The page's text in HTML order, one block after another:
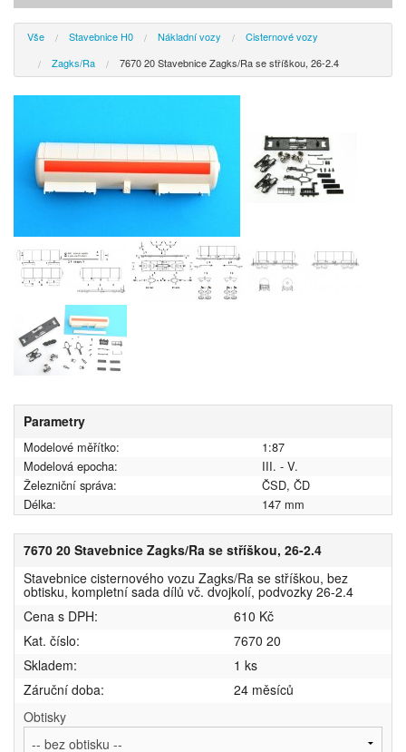
Vše Stavebnice H0 Nákladní vozy
Cisternové vozy
Zagks/Ra
7670 20 Stavebnice Zagks/Ra se stříškou, 26-2.4
Parametry
Modelové měřítko:
1:87
Modelová epocha:
III. - V.
Železniční správa:
ČSD, ČD
Délka:
147 mm
7670 20 Stavebnice Zagks/Ra se stříškou, 26-2.4
Stavebnice cisternového vozu Zagks/Ra se stříškou, bez
obtisku, kompletní sada dílů vč. dvojkolí, podvozky 26-2.4
Cena s DPH:
610 Kč
Kat. číslo:
7670 20
Skladem:
1 ks
Záruční doba:
24 měsíců
Obtisky